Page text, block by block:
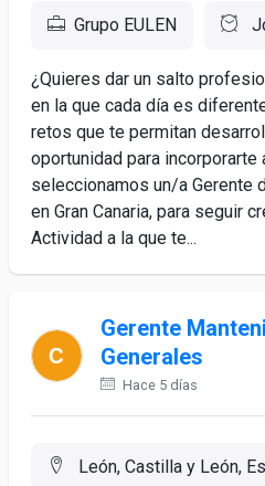
Grupo EULEN
¿Quieres dar un salto
en la que cada día es
retos que te permitan
oportunidad para incorporarte
seleccionamos un/a Gerente
en Gran Canaria, para seguir
Actividad a la que te...
Gerente
Generales
Hace 5 días
León, Castilla y León,